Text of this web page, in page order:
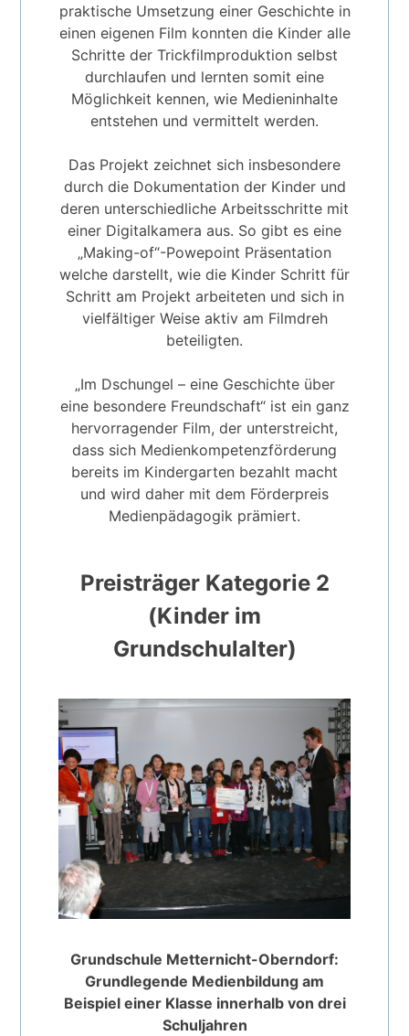
praktische Umsetzung einer Geschichte in
einen eigenen Film konnten die Kinder alle
Schritte der Trickfilmproduktion selbst
durchlaufen und lernten somit eine
Möglichkeit kennen, wie Medieninhalte
entstehen und vermittelt werden.
Das Projekt zeichnet sich insbesondere
durch die Dokumentation der Kinder und
deren unterschiedliche Arbeitsschritte mit
einer Digitalkamera aus. So gibt es eine
„Making-of“-Powepoint Präsentation
welche darstellt, wie die Kinder Schritt für
Schritt am Projekt arbeiteten und sich in
vielfältiger Weise aktiv am Filmdreh
beteiligten.
„Im Dschungel – eine Geschichte über
eine besondere Freundschaft“ ist ein ganz
hervorragender Film, der unterstreicht,
dass sich Medienkompetenzförderung
bereits im Kindergarten bezahlt macht
und wird daher mit dem Förderpreis
Medienpädagogik prämiert.
Preisträger Kategorie 2
(Kinder im
Grundschulalter)
Grundschule Metternicht-Oberndorf:
Grundlegende Medienbildung am
Beispiel einer Klasse innerhalb von drei
Schuljahren